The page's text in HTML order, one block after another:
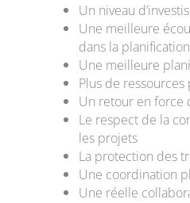
Un niveau
Une meilleure
dans la
Une meilleure
Plus de
Un retour en force
Le respect de la
les projets
La protection des
Une coordination
Une réelle